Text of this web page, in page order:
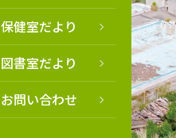
保健室だより
図書室だより
お問い合わせ